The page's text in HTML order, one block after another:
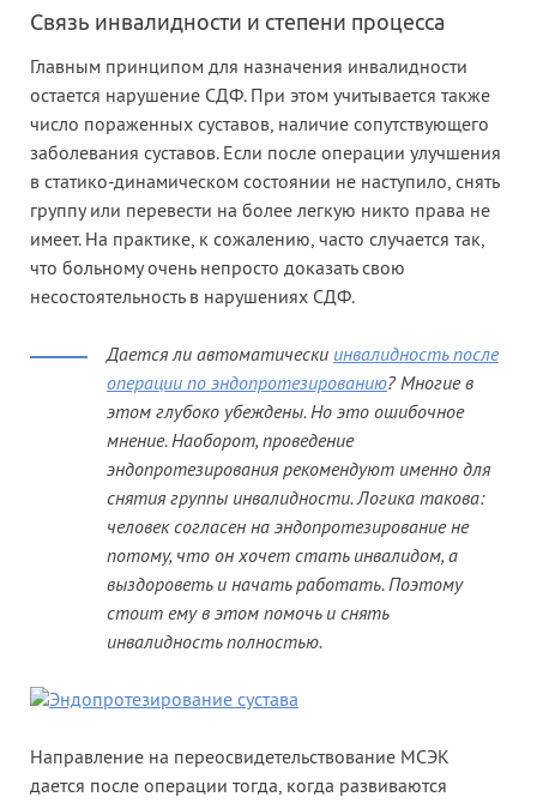
Связь инвалидности и степени процесса
Главным принципом для назначения инвалидности
остается нарушение СДФ. При этом учитывается также
число пораженных суставов, наличие сопутствующего
заболевания суставов. Если после операции улучшения
в статико-динамическом состоянии не наступило, снять
группу или перевести на более легкую никто права не
имеет. На практике, к сожалению, часто случается так,
что больному очень непросто доказать свою
несостоятельность в нарушениях СДФ.
Дается ли автоматически инвалидность после
операции по эндопротезированию? Многие в
этом глубоко убеждены. Но это ошибочное
мнение. Наоборот, проведение
эндопротезирования рекомендуют именно для
снятия группы инвалидности. Логика такова:
человек согласен на эндопротезирование не
потому, что он хочет стать инвалидом, а
выздороветь и начать работать. Поэтому
стоит ему в этом помочь и снять
инвалидность полностью.
Направление на переосвидетельствование МСЭК
дается после операции тогда, когда развиваются